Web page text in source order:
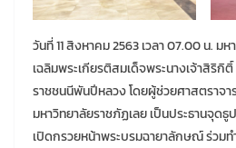
วันที่ 11 สิงหาคม 2563 เวลา 07.00 น. ม
เฉลิมพระเกียรติสมเด็จพระนางเจ้าสิริกิ
ราชชนนีพันปีหลวง โดยผู้ช่วยศาสตราจา
มหาวิทยาลัยราชภัฏเลย เป็นประธานจุด
เปิดกรวยหน้าพระบรมฉายาลักษณ์ ร่วม